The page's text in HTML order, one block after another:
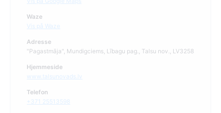
Waze
Vis på Waze
Adresse
"Pagastmāja", Mundigciems, Lībagu pag., Talsu nov., LV3258
Hjemmeside
www.talsunovads.lv
Telefon
+371 25513598